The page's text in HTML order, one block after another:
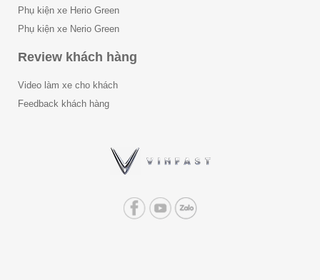
Phụ kiện xe Herio Green
Phụ kiện xe Nerio Green
Review khách hàng
Video làm xe cho khách
Feedback khách hàng